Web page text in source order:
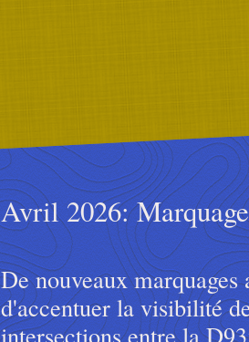
Avril 2026:
De nouveaux
d'accentuer la visibilité
intersections entre la